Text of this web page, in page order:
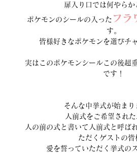
扉入り口では何やらか
ポケモンのシールの入った フラ
す。
皆様好きなポケモンを選びチ
実はこのポケモンシールこの後超
です！
そんな中挙式が始まり
人前式をご希望された
人の前の式と書いて人前式と呼ば
ただくゲストの皆
愛を誓っていただく挙式の